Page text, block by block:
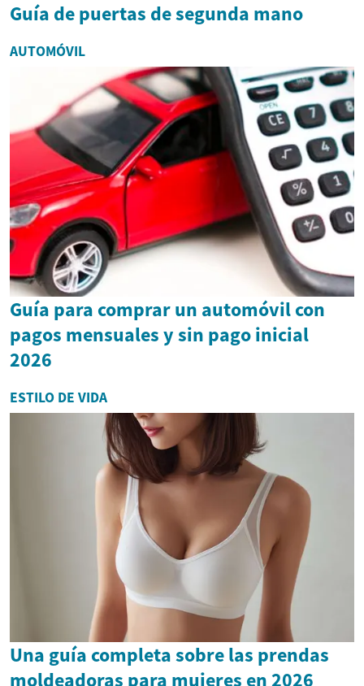
Guía de puertas de segunda mano
AUTOMÓVIL
Guía para comprar un automóvil con
pagos mensuales y sin pago inicial
2026
ESTILO DE VIDA
Una guía completa sobre las prendas
moldeadoras para mujeres en 2026